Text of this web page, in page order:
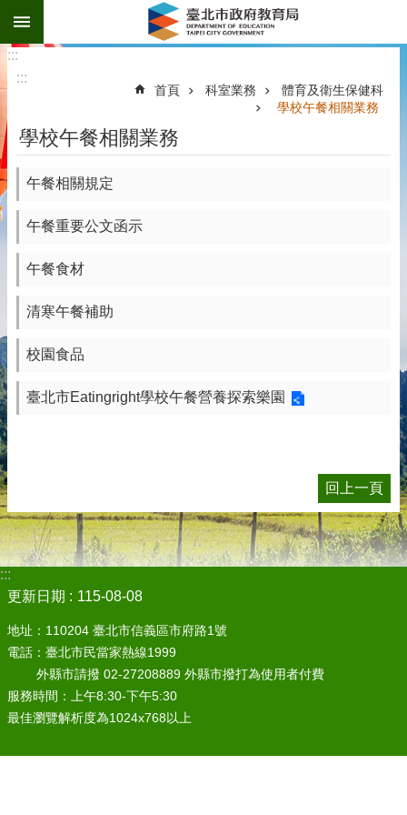
跳到主要內容區塊
:::
:::
首頁 科室業務
體育及衛生保健科
學校午餐相關業務
學校午餐相關業務
午餐相關規定
午餐重要公文函示
午餐食材
清寒午餐補助
校園食品
臺北市Eatingright學校午餐營養探索樂園
回上一頁
:::
更新日期
115-08-08
地址：110204 臺北市信義區市府路1號
電話：臺北市民當家熱線1999
外縣市請撥 02-27208889 外縣市撥打為使用者付費
服務時間：上午8:30-下午5:30
最佳瀏覽解析度為1024x768以上